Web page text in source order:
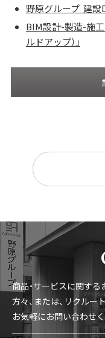
野原グループ 建設
BIM設計-製造-施
ルドアップ）」
商品・サービスに関する
方々、 または、リクルー
お気軽にお問い合わせ